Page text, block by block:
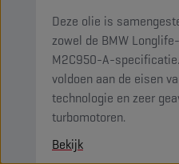
Deze olie is
zowel de BMW
M2C950-A-
voldoen aan de eisen
technologie en zeer
turbomotoren.
Bekijk